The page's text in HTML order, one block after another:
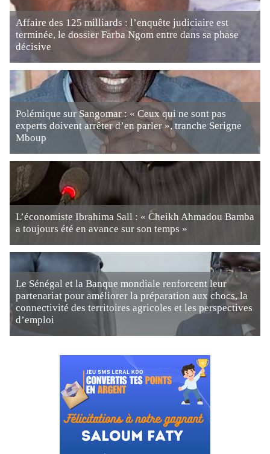
Affaire des 125 milliards : l’enquête judiciaire est
terminée, le dossier Farba Ngom entre dans sa phase
décisive
Polémique sur Sangomar : « Ceux qui ne sont pas
experts doivent arrêter d’en parler », tranche Serigne
Mboup
L’économiste Ibrahima Sall : « Cheikh Ahmadou Bamba
a toujours été en avance sur son temps »
Le Sénégal et la Banque mondiale renforcent leur
partenariat pour améliorer la préparation aux chocs, la
connectivité des territoires agricoles et les perspectives
d’emploi